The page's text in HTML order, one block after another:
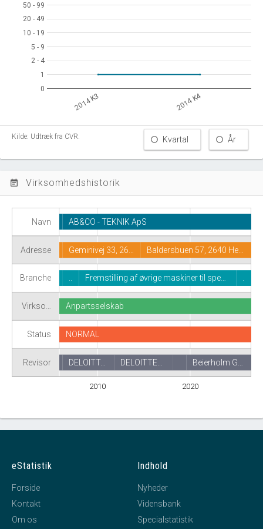
2014 K3 2014 K4
0
0
11
2 - 4
2 - 4
5 - 9
5 - 9
10 - 19
10 - 19
20 - 49
20 - 49
50 - 99
50 - 99
Kilde: Udtræk fra CVR. Kvartal År
event_note Virksomhedshistorik
Navn
Adresse
Branche
Virkso…
Status
Revisor
2010 2020
AB&CO - TEKNIK ApS
Geminivej 33, 26… Baldersbuen 57, 2640 He…
.. Fremstilling af øvrige maskiner til spe… .
Anpartsselskab
NORMAL
DELOITT… Beierholm G…
DELOITTE…
eStatistik
Forside
Kontakt
Om os
Indhold
Nyheder
Vidensbank
Specialstatistik